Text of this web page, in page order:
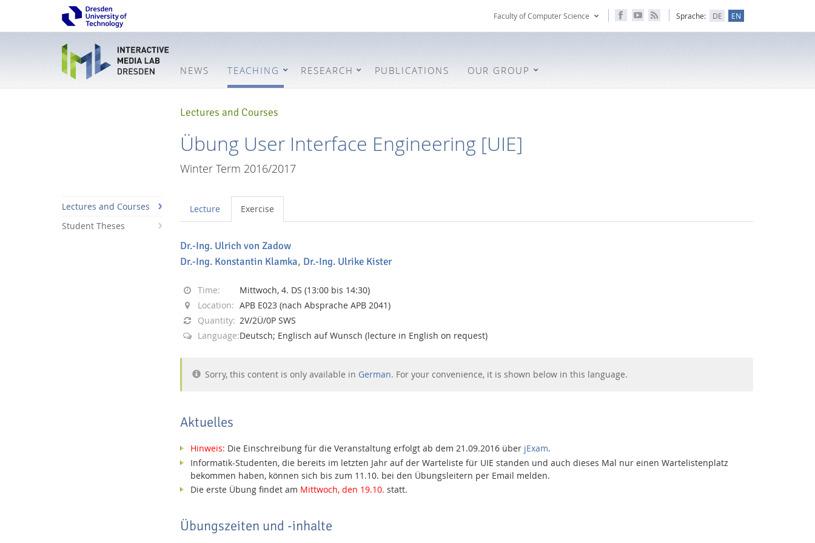
Faculty of Computer Science Sprache: DE EN
NEWS TEACHING RESEARCH PUBLICATIONS OUR GROUP
Lectures and Courses
Übung User Interface Engineering [UIE]
Winter Term 2016/2017
Lectures and Courses
Student Theses
Lecture Exercise
Dr.-Ing. Ulrich von Zadow
Dr.-Ing. Konstantin Klamka, Dr.-Ing. Ulrike Kister
Time:
Mittwoch, 4. DS (13:00 bis 14:30)
Location: APB E023 (nach Absprache APB 2041)
Quantity: 2V/2Ü/0P SWS
Language:Deutsch; Englisch auf Wunsch (lecture in English on request)
Sorry, this content is only available in German. For your convenience, it is shown below in this language.
Aktuelles
Hinweis: Die Einschreibung für die Veranstaltung erfolgt ab dem 21.09.2016 über jExam.
Informatik-Studenten, die bereits im letzten Jahr auf der Warteliste für UIE standen und auch dieses Mal nur einen Wartelistenplatz
bekommen haben, können sich bis zum 11.10. bei den Übungsleitern per Email melden.
Die erste Übung findet am Mittwoch, den 19.10. statt.
Übungszeiten und -inhalte